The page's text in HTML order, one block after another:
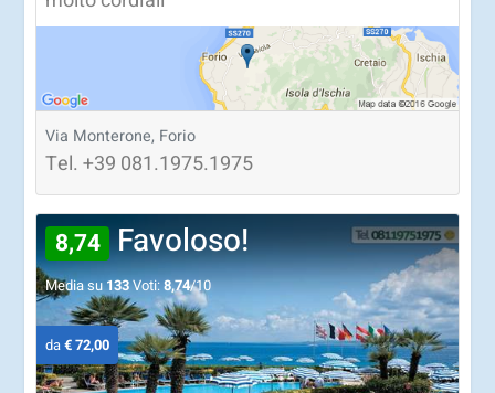
Via Monterone, Forio
Tel.+39 081.1975.1975
8,74 Favoloso!
Media su133Voti:8,74/10
da€ 72,00